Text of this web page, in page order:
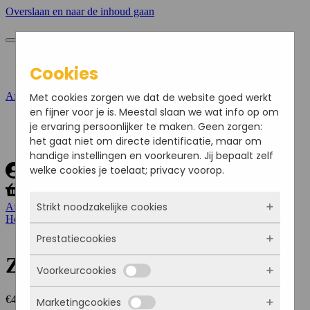
Overslaan en naar de inhoud gaan
Zakelijk bestellen
Afrekenen
Bestellen
Zakelijk bestellen
Afrekenen
Home
Zacht bolletje eiersalade
€4.25
Cookies
Met cookies zorgen we dat de website goed werkt
en fijner voor je is. Meestal slaan we wat info op om
je ervaring persoonlijker te maken. Geen zorgen:
het gaat niet om directe identificatie, maar om
handige instellingen en voorkeuren. Jij bepaalt zelf
welke cookies je toelaat; privacy voorop.
Strikt noodzakelijke cookies
Deze cookies zorgen ervoor dat de website
überhaupt werkt. Ze zijn dus altijd actief en
kunnen niet worden uitgezet. Meestal worden
ze alleen geplaatst als jij iets doet, zoals
inloggen, een formulier invullen of je
Prestatiecookies
Met deze cookies zien we hoe vaak onze site
bezocht wordt, waar bezoekers vandaan
komen en welke pagina’s populair zijn. Zo
Voorkeurcookies
Deze cookies onthouden jouw voorkeuren.
Marketingcookies